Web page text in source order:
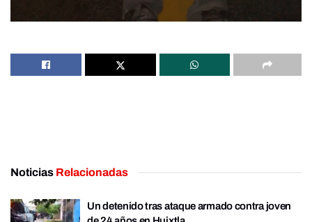
Noticias Relacionadas
Un detenido tras ataque armado contra joven